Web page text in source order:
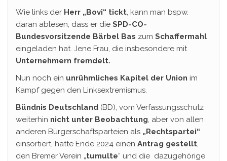
Wie links der Herr „Bovi“ tickt, kann man bspw.
daran ablesen, dass er die SPD-CO-
Bundesvorsitzende Bärbel Bas zum Schaffermahl
eingeladen hat. Jene Frau, die insbesondere mit
Unternehmern fremdelt.
Nun noch ein unrühmliches Kapitel der Union im
Kampf gegen den Linksextremismus.
Bündnis Deutschland (BD), vom Verfassungsschutz
weiterhin nicht unter Beobachtung, aber von allen
anderen Bürgerschaftsparteien als „Rechtspartei“
einsortiert, hatte Ende 2024 einen Antrag gestellt,
den Bremer Verein „tumulte“ und die dazugehörige